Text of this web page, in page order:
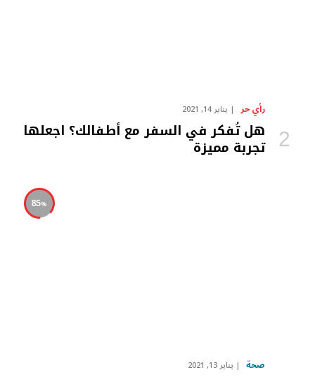
رأي حر يناير 14, 2021
هل تُفكر في السفر مع أطفالك؟ اجعلها
تجربة مميزة
85
صحة يناير 13, 2021